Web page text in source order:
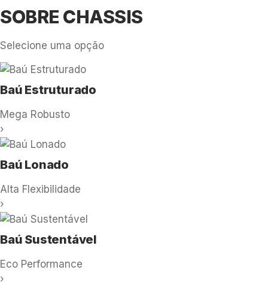
SOBRE CHASSIS
Selecione uma opção
Baú Estruturado
Mega Robusto
›
Baú Lonado
Alta Flexibilidade
›
Baú Sustentável
Eco Performance
›